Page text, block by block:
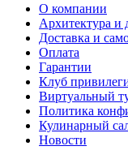
О компании
Архитектура и
Доставка и
Оплата
Гарантии
Клуб
Виртуальный
Политика
Кулинарный
Новости